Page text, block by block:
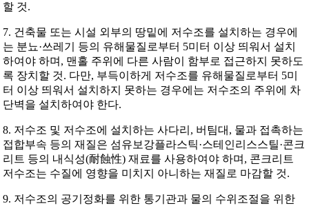
할 것.
7. 건축물 또는 시설 외부의 땅밑에 저수조를 설치하는 경우에
는 분뇨·쓰레기 등의 유해물질로부터 5미터 이상 띄워서 설치
하여야 하며, 맨홀 주위에 다른 사람이 함부로 접근하지 못하도
록 장치할 것. 다만, 부득이하게 저수조를 유해물질로부터 5미
터 이상 띄워서 설치하지 못하는 경우에는 저수조의 주위에 차
단벽을 설치하여야 한다.
8. 저수조 및 저수조에 설치하는 사다리, 버팀대, 물과 접촉하는
접합부속 등의 재질은 섬유보강플라스틱·스테인리스스틸·콘크
리트 등의 내식성(耐蝕性) 재료를 사용하여야 하며, 콘크리트
저수조는 수질에 영향을 미치지 아니하는 재질로 마감할 것.
9. 저수조의 공기정화를 위한 통기관과 물의 수위조절을 위한